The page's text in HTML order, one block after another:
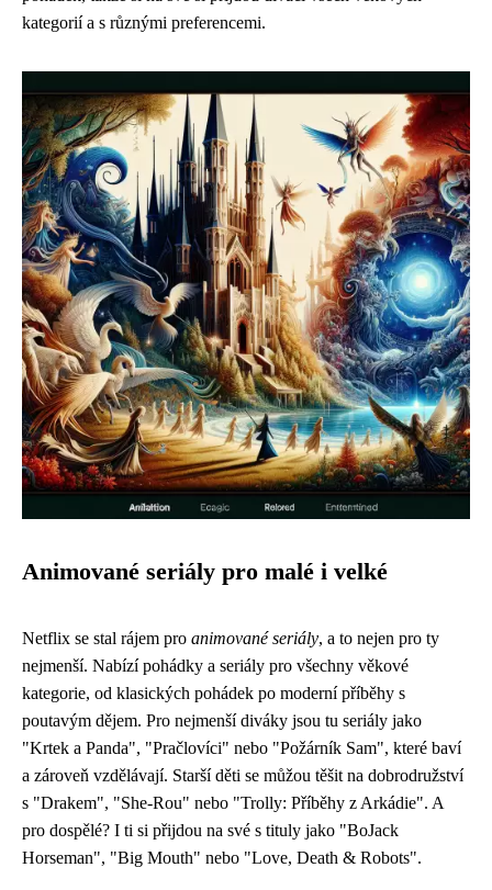
kategorií a s různými preferencemi.
Animované seriály pro malé i velké
Netflix se stal rájem pro animované seriály, a to nejen pro ty
nejmenší. Nabízí pohádky a seriály pro všechny věkové
kategorie, od klasických pohádek po moderní příběhy s
poutavým dějem. Pro nejmenší diváky jsou tu seriály jako
"Krtek a Panda", "Pračlovíci" nebo "Požárník Sam", které baví
a zároveň vzdělávají. Starší děti se můžou těšit na dobrodružství
s "Drakem", "She-Rou" nebo "Trolly: Příběhy z Arkádie". A
pro dospělé? I ti si přijdou na své s tituly jako "BoJack
Horseman", "Big Mouth" nebo "Love, Death & Robots".